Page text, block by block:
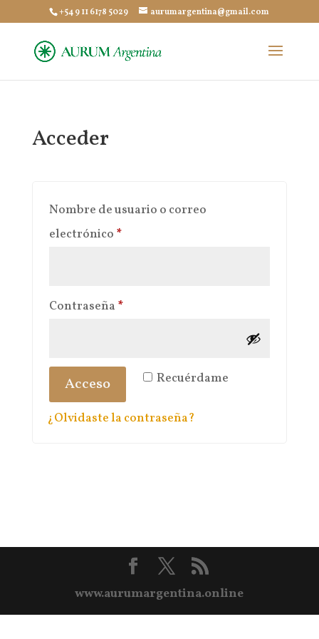
+54 9 11 6178 5029 aurumargentina@gmail.com
Acceder
Nombre de usuario o correo
electrónico *Obligatorio
Contraseña *Obligatorio
Recuérdame
Acceso
¿Olvidaste la contraseña?
www.aurumargentina.online